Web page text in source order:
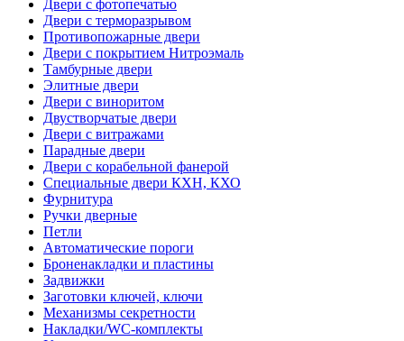
Двери с фотопечатью
Двери с терморазрывом
Противопожарные двери
Двери с покрытием Нитроэмаль
Тамбурные двери
Элитные двери
Двери с виноритом
Двустворчатые двери
Двери с витражами
Парадные двери
Двери с корабельной фанерой
Специальные двери КХН, КХО
Фурнитура
Ручки дверные
Петли
Автоматические пороги
Броненакладки и пластины
Задвижки
Заготовки ключей, ключи
Механизмы секретности
Накладки/WC-комплекты